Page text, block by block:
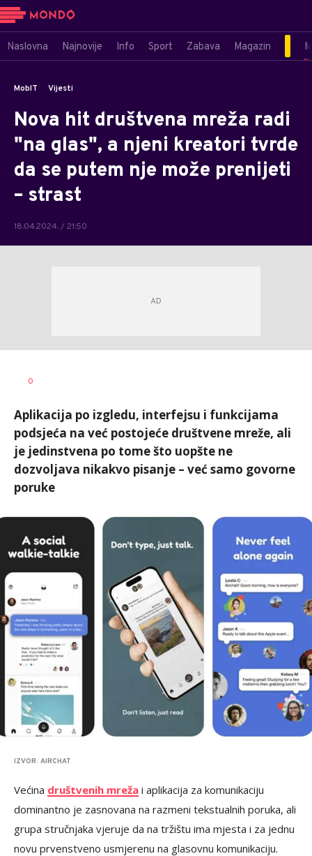
Naslovna Najnovije Info Sport Zabava Magazin
MobIT Vijesti
Nova hit društvena mreža radi
"na glas", a njeni kreatori tvrde
da se putem nje može prenijeti
– strast
18.04.2024. / 21:50
AUTOR
0
Aplikacija po izgledu, interfejsu i funkcijama
podsjeća na već postojeće društvene mreže, ali
je jedinstvena po tome što uopšte ne
dozvoljava nikakvo pisanje – već samo govorne
poruke
IZVOR: AIRCHAT
Većina društvenih mreža i aplikacija za komunikaciju
dominantno je zasnovana na razmeni tekstualnih poruka, ali
grupa stručnjaka vjeruje da na tržištu ima mjesta i za jednu
novu prvenstveno usmjerenu na glasovnu komunikaciju.